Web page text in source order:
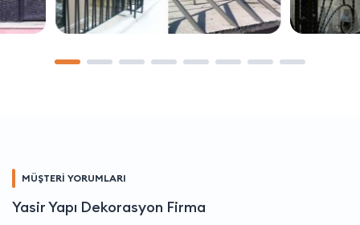
MÜŞTERİ YORUMLARI
Yasir Yapı Dekorasyon Firma